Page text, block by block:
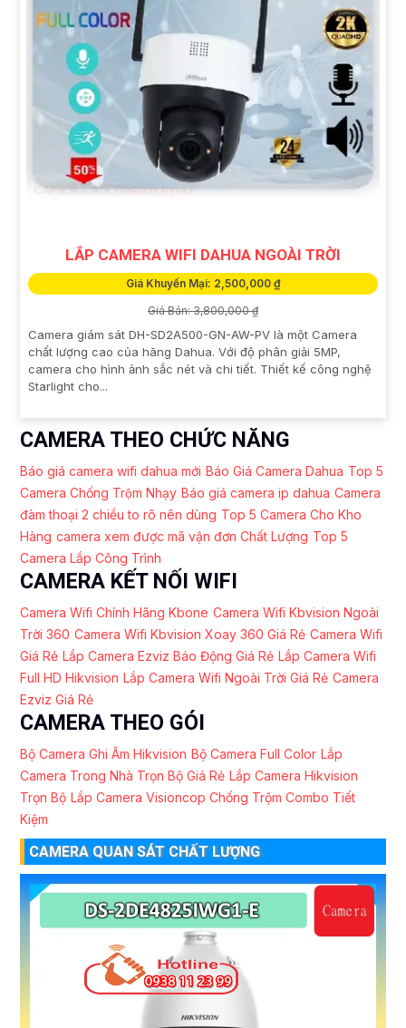
LẮP CAMERA WIFI DAHUA NGOÀI TRỜI
Giá Khuyến Mại: 2,500,000 ₫
Giá Bán: 3,800,000 ₫
Camera giám sát DH-SD2A500-GN-AW-PV là một Camera
chất lượng cao của hãng Dahua. Với độ phân giải 5MP,
camera cho hình ảnh sắc nét và chi tiết. Thiết kế công nghệ
Starlight cho...
CAMERA THEO CHỨC NĂNG
Báo giá camera wifi dahua mới Báo Giá Camera Dahua Top 5
Camera Chống Trộm Nhạy Báo giá camera ip dahua Camera
đàm thoại 2 chiều to rõ nên dùng Top 5 Camera Cho Kho
Hàng camera xem được mã vận đơn Chất Lượng Top 5
Camera Lắp Công Trình
CAMERA KẾT NỐI WIFI
Camera Wifi Chính Hãng Kbone Camera Wifi Kbvision Ngoài
Trời 360 Camera Wifi Kbvision Xoay 360 Giá Rẻ Camera Wifi
Giá Rẻ Lắp Camera Ezviz Báo Động Giá Rẻ Lắp Camera Wifi
Full HD Hikvision Lắp Camera Wifi Ngoài Trời Giá Rẻ Camera
Ezviz Giá Rẻ
CAMERA THEO GÓI
Bộ Camera Ghi Âm Hikvision Bộ Camera Full Color Lắp
Camera Trong Nhà Trọn Bộ Giá Rẻ Lắp Camera Hikvision
Trọn Bộ Lắp Camera Visioncop Chống Trộm Combo Tiết
Kiệm
CAMERA QUAN SÁT CHẤT LƯỢNG